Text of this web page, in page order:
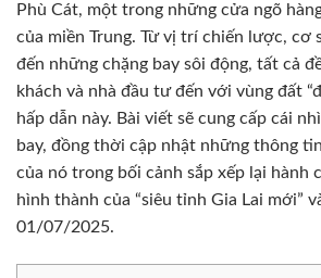
Phù Cát, một trong những cửa ngõ
của miền Trung. Từ vị trí chiến lược, cơ
đến những chặng bay sôi động, tất cả
khách và nhà đầu tư đến với vùng đất
hấp dẫn này. Bài viết sẽ cung cấp cái
bay, đồng thời cập nhật những thông
của nó trong bối cảnh sắp xếp lại hành
hình thành của “siêu tỉnh Gia Lai mới”
01/07/2025.